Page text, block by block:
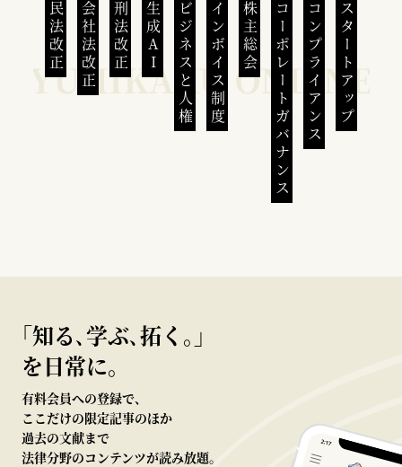
民法改正 会社法改正 刑法改正 生成AI ビジネスと人権インボイス制度 株主総会 コーポレートガバナンスコンプライアンススタートアップ
｢知る､学ぶ､拓く｡｣
を日常に。
有料会員への登録で、
ここだけの限定記事のほか
過去の文献まで
法律分野のコンテンツが読み放題。